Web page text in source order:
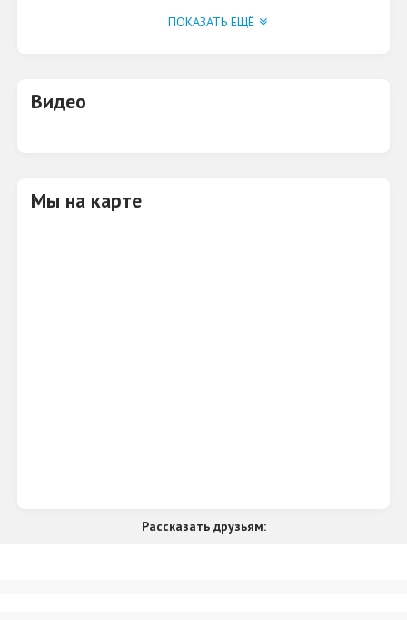
дорогах, чтобы вы смогли превосходно
ПОКАЗАТЬ ЕЩЁ
Видео
Мы на карте
Рассказать друзьям: